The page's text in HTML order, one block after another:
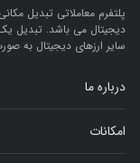
پلتفرم معاملاتی تبدیل
دیجیتال می باشد. تبدیل
سایر ارزهای دیجیتال به
درباره ما
امکانات